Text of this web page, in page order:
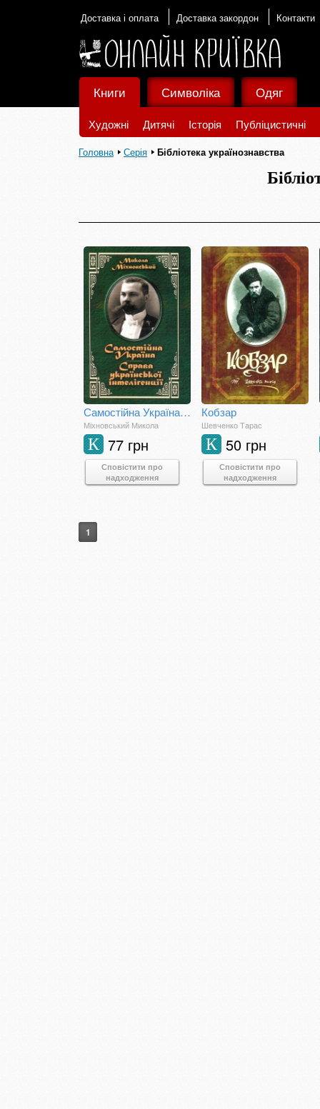
Доставка і оплата Доставка закордон Контакти
Книги
Художні Дитячі Історія Публіцистичні
Символіка Одяг
Головна Серія Бібліотека українознавства
Самостійна Україна. Справа української інтелігенції
Міхновський Микола
77 грн
К
Сповістити про
надходження
Кобзар
Шевченко Тарас
50 грн
К
Сповістити про
надходження
1